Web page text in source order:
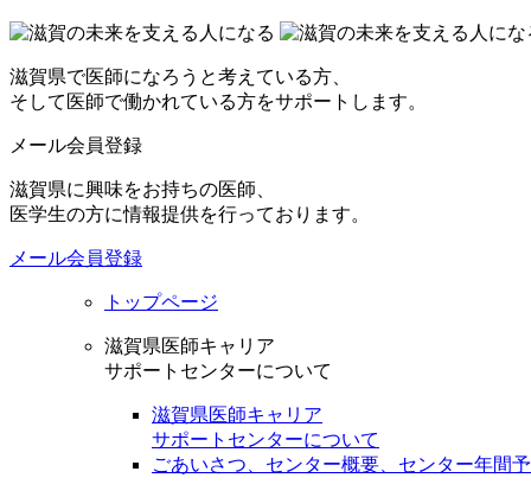
滋賀県で医師になろうと考えている方、
そして医師で働かれている方をサポートします。
メール会員登録
滋賀県に興味をお持ちの医師、
医学生の方に情報提供を行っております。
メール会員登録
トップページ
滋賀県医師キャリア
サポートセンターについて
滋賀県医師キャリア
サポートセンターについて
ごあいさつ、センター概要、センター年間